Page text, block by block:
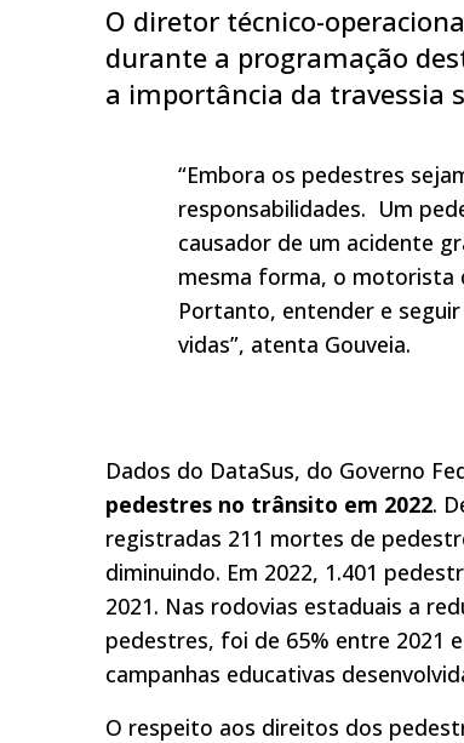
O diretor técnico-
durante a programação
a importância da travessia
“Embora os pedestres
responsabilidades. Um
causador de um acidente
mesma forma, o motorista
Portanto, entender e
vidas”, atenta Gouveia.
Dados do DataSus, do Governo
pedestres no trânsito em 2022.
registradas 211 mortes de
diminuindo. Em 2022, 1.401
2021. Nas rodovias estaduais a
pedestres, foi de 65% entre 2021
campanhas educativas
O respeito aos direitos dos